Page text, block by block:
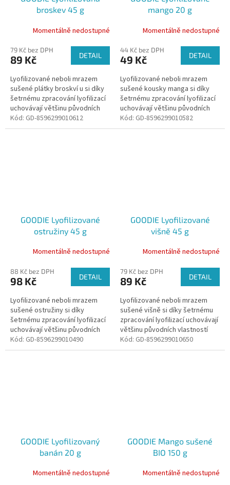
broskev 45 g
Momentálně nedostupné
79 Kč bez DPH
89 Kč DETAIL
Lyofilizované neboli mrazem
sušené plátky broskví u si díky
šetrnému zpracování lyofilizací
uchovávají většinu původních
vlastností jako je vůně, chuť,
barva a živiny. Jsou...
Kód: GD-8596299010612
mango 20 g
Momentálně nedostupné
44 Kč bez DPH
49 Kč DETAIL
Lyofilizované neboli mrazem
sušené kousky manga si díky
šetrnému zpracování lyofilizací
uchovávají většinu původních
vlastností jako je vůně, chuť,
barva a živiny. Jsou krásně...
Kód: GD-8596299010582
GOODIE Lyofilizované
ostružiny 45 g
Momentálně nedostupné
88 Kč bez DPH
98 Kč DETAIL
Lyofilizované neboli mrazem
sušené ostružiny si díky
šetrnému zpracování lyofilizací
uchovávají většinu původních
vlastností jako je vůně, chuť,
barva a živiny. Jsou krásně...
Kód: GD-8596299010490
GOODIE Lyofilizované
višně 45 g
Momentálně nedostupné
79 Kč bez DPH
89 Kč DETAIL
Lyofilizované neboli mrazem
sušené višně si díky šetrnému
zpracování lyofilizací uchovávají
většinu původních vlastností
jako je vůně, chuť, barva a
živiny. Jsou krásně...
Kód: GD-8596299010650
GOODIE Lyofilizovaný
banán 20 g
Momentálně nedostupné
GOODIE Mango sušené
BIO 150 g
Momentálně nedostupné